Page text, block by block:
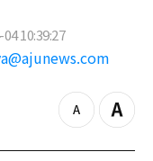
10:39:27
z
o
Z
o